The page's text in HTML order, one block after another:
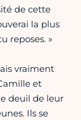
de cette
la plus
reposes. »
vraiment
et
deuil de leur
Ils se